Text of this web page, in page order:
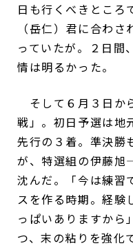
日も行くべきところ
（岳仁）君に合わ
っていたが。２日間
情は明るかった。
そして６月３日か
戦」。初日予選は地
先行の３着。準決勝
が、特選組の伊藤
沈んだ。「今は練習
スを作る時期。経験
っぱいありますから
つ、末の粘りを強化